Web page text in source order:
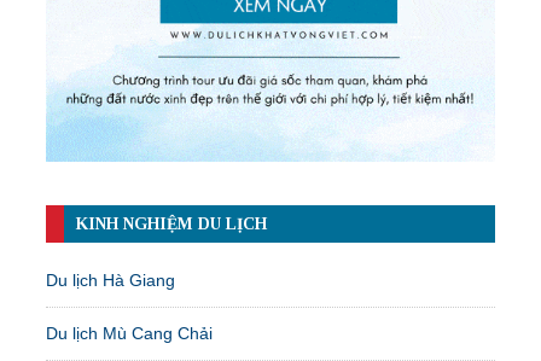
KINH NGHIỆM DU LỊCH
Du lịch Hà Giang
Du lịch Mù Cang Chải